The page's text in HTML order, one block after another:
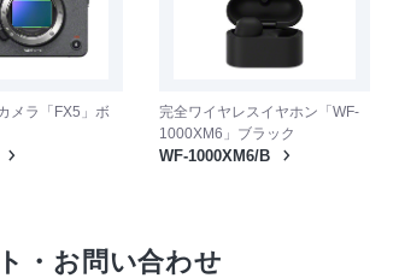
メラ「FX5」ボ
完全ワイヤレスイヤホン「WF-
1000XM6」ブラック
WF-1000XM6/B
・お問い合わせ